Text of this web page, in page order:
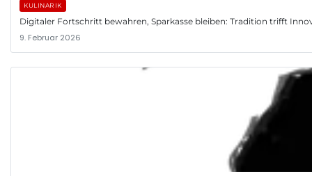
KULINARIK
Digitaler Fortschritt bewahren, Sparkasse bleiben: Tradition trifft
9. Februar 2026